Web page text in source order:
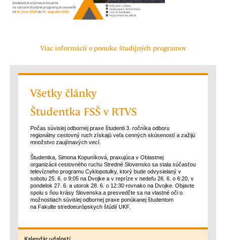
Viac informácií o ponuke študijných programov
Všetky články
Študentka FSŠ v RTVS
Počas súvislej odbornej praxe študenti 3. ročníka odboru
regionálny cestovný ruch získajú veľa cenných skúseností a zažijú
množstvo zaujímavých vecí.
Študentka, Simona Kopuníková, praxujúca v Oblastnej
organizácii cestovného ruchu Stredné Slovensko sa stala súčasťou
televízneho programu Cyklopotulky, ktorý bude odvysielaný v
sobotu 25. 6. o 9:05 na Dvojke a v repríze v nedeľu 26. 6. o 6:20, v
pondelok 27. 6. a utorok 28. 6. o 12:30 rovnako na Dvojke. Objavte
spolu s ňou krásy Slovenska a presvedčte sa na vlastné oči o
možnostiach súvislej odbornej praxe ponúkanej študentom
na Fakulte stredoeurópskych štúdií UKF.